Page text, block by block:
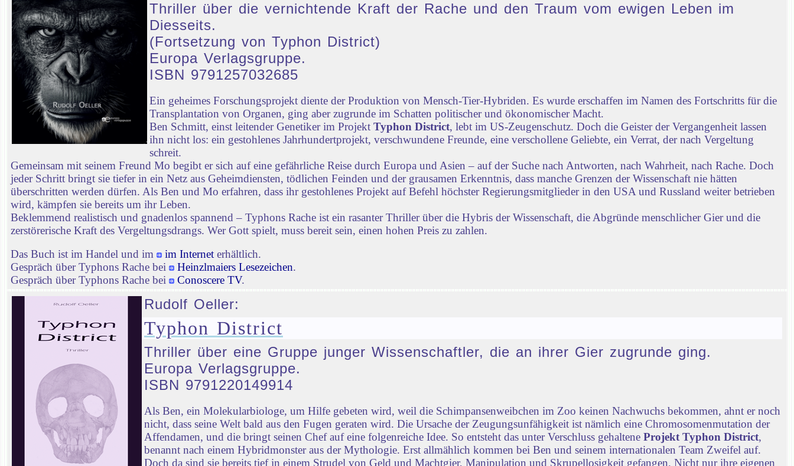
Thriller über die vernichtende Kraft der Rache und den Traum vom ewigen Leben im
Diesseits.
(Fortsetzung von Typhon District)
Europa Verlagsgruppe.
ISBN 9791257032685
Ein geheimes Forschungsprojekt diente der Produktion von Mensch-Tier-Hybriden. Es wurde erschaffen im Namen des Fortschritts für die
Transplantation von Organen, ging aber zugrunde im Schatten politischer und ökonomischer Macht.
Ben Schmitt, einst leitender Genetiker im ProjektTyphon District, lebt im US-Zeugenschutz. Doch die Geister der Vergangenheit lassen
ihn nicht los: ein gestohlenes Jahrhundertprojekt, verschwundene Freunde, eine verschollene Geliebte, ein Verrat, der nach Vergeltung
schreit.
Gemeinsam mit seinem Freund Mo begibt er sich auf eine gefährliche Reise durch Europa und Asien – auf der Suche nach Antworten, nach Wahrheit, nach Rache. Doch
jeder Schritt bringt sie tiefer in ein Netz aus Geheimdiensten, tödlichen Feinden und der grausamen Erkenntnis, dass manche Grenzen der Wissenschaft nie hätten
überschritten werden dürfen. Als Ben und Mo erfahren, dass ihr gestohlenes Projekt auf Befehl höchster Regierungsmitglieder in den USA und Russland weiter betrieben
wird, kämpfen sie bereits um ihr Leben.
Beklemmend realistisch und gnadenlos spannend – Typhons Rache ist ein rasanter Thriller über die Hybris der Wissenschaft, die Abgründe menschlicher Gier und die
zerstörerische Kraft des Vergeltungsdrangs. Wer Gott spielt, muss bereit sein, einen hohen Preis zu zahlen.
Das Buch ist im Handel und im
im Internet erhältlich.
Gespräch über Typhons Rache bei
Heinzlmaiers Lesezeichen.
Gespräch über Typhons Rache bei
Conoscere TV.
Rudolf Oeller:
Typhon District
Thriller über eine Gruppe junger Wissenschaftler, die an ihrer Gier zugrunde ging.
Europa Verlagsgruppe.
ISBN 9791220149914
Als Ben, ein Molekularbiologe, um Hilfe gebeten wird, weil die Schimpansenweibchen im Zoo keinen Nachwuchs bekommen, ahnt er noch
nicht, dass seine Welt bald aus den Fugen geraten wird. Die Ursache der Zeugungsunfähigkeit ist nämlich eine Chromosomenmutation der
Affendamen, und die bringt seinen Chef auf eine folgenreiche Idee. So entsteht das unter Verschluss gehaltene Projekt Typhon District,
benannt nach einem Hybridmonster aus der Mythologie. Erst allmählich kommen bei Ben und seinem internationalen Team Zweifel auf.
Doch da sind sie bereits tief in einem Strudel von Geld und Machtgier, Manipulation und Skrupellosigkeit gefangen. Nicht nur ihre eigenen